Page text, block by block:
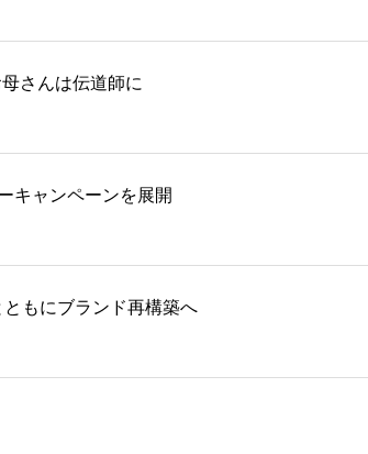
さんは伝道師に
キャンペーンを展開
もにブランド再構築へ